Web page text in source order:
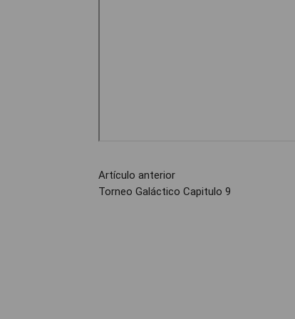
Artículo anterior
Torneo Galáctico Capitulo 9